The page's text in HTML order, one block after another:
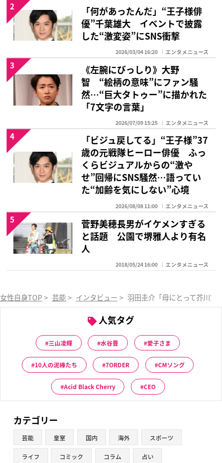
「何があったんだ」“王子様俳
優”千葉雄大 イベントで披露
した“激変姿”にSNS衝撃
2026/03/04 16:20 エンタメニュース
2
《左腕にびっしり》大野
智 “絵柄の意味”にファン騒
然…“巨大タトゥー”に描かれた
「7文字の言葉」
2026/07/09 15:25 エンタメニュース
3
「ビジュ戻してる」“王子様”37
歳の元戦隊ヒーロー俳優 ふっ
くらビジュアルからの“激や
せ”回帰にSNS騒然…語ってい
た“加齢を気にしない”心境
2026/08/08 11:00 エンタメニュース
4
菅野美穂長男がイケメンすぎる
と話題 公園で堺雅人より有名
人
2018/05/24 16:00 エンタメニュース
5
女性自身TOP > 芸能 > インタビュー > 羽田圭介「母にとって芥川賞
人気タグ
三山凌輝 水谷豊 愛子さま
10人の泥棒たち 7ORDER CMソング
Acid Black Cherry CEO
カテゴリー
芸能 皇室 国内 海外 スポーツ
ライフ コミック コラム 占い